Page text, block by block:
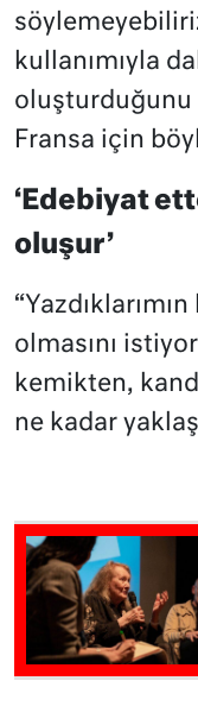
kullanımıyla
oluşturduğunu
Fransa için
‘Edebiyat
oluşur’
olmasını
kemikten,
ne kadar